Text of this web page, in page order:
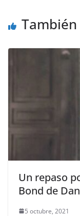
Un repaso
Bond de
5 octubre, 2021